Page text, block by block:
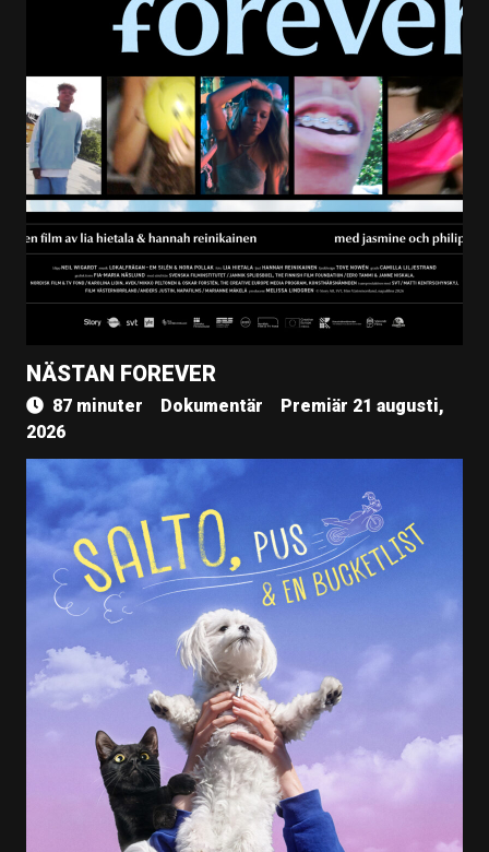
NÄSTAN FOREVER
87 minuter Dokumentär
Premiär 21 augusti,
2026